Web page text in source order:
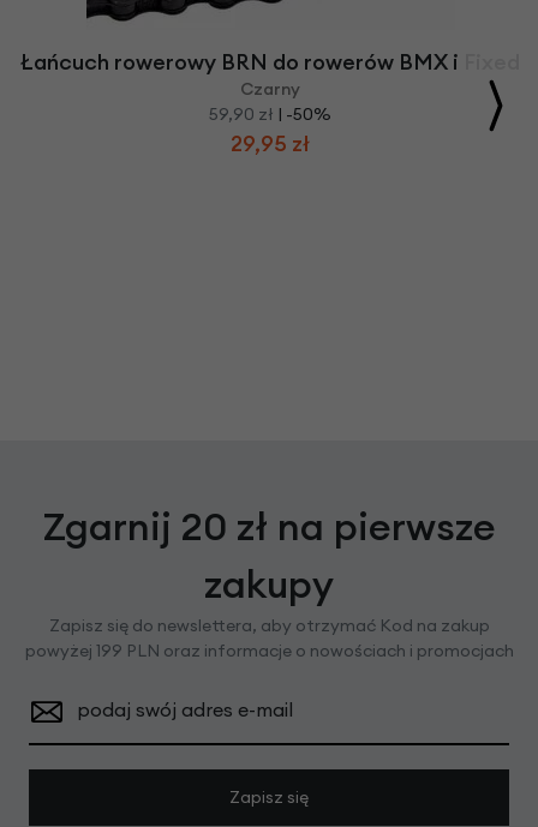
Łańcuch rowerowy BRN do rowerów BMX i Fixed
Czarny
59,90 zł | -50%
29,95 zł
Zgarnij 20 zł na pierwsze
zakupy
Zapisz się do newslettera, aby otrzymać Kod na zakup
powyżej 199 PLN oraz informacje o nowościach i promocjach
podaj swój adres e-mail
Zapisz się